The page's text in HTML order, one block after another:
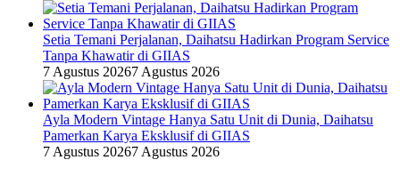
Setia Temani Perjalanan, Daihatsu Hadirkan Program Service
Tanpa Khawatir di GIIAS
7 Agustus 20267 Agustus 2026
Ayla Modern Vintage Hanya Satu Unit di Dunia, Daihatsu
Pamerkan Karya Eksklusif di GIIAS
7 Agustus 20267 Agustus 2026